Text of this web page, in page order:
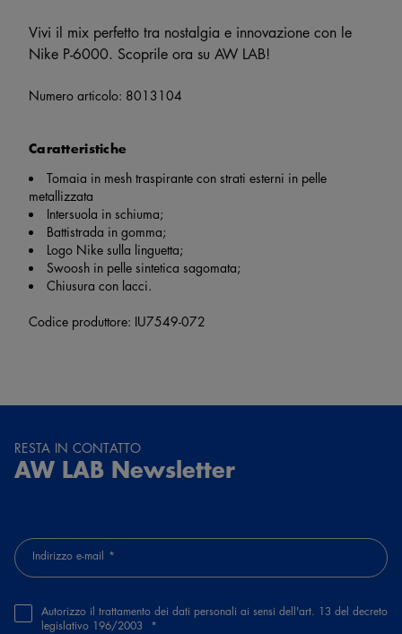
Vivi il mix perfetto tra nostalgia e innovazione con le
Nike P-6000. Scoprile ora su AW LAB!
Numero articolo: 8013104
Caratteristiche
Tomaia in mesh traspirante con strati esterni in pelle
metallizzata
Intersuola in schiuma;
Battistrada in gomma;
Logo Nike sulla linguetta;
Swoosh in pelle sintetica sagomata;
Chiusura con lacci.
Codice produttore: IU7549-072
RESTA IN CONTATTO
AW LAB Newsletter
Indirizzo e-mail
Autorizzo il trattamento dei dati personali ai sensi dell'art. 13 del decreto
legislativo 196/2003